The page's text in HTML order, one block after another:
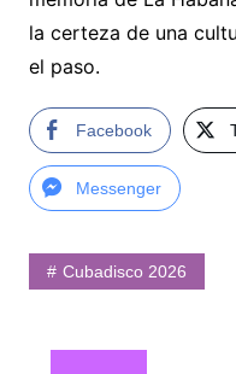
la certeza de una
el paso.
Facebook
Messenger
Cubadisco 2026
Navegación